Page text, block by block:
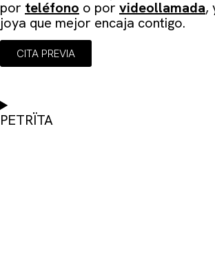
por teléfono o por videollamada,
joya que mejor encaja contigo.
CITA PREVIA
PETRÏTA